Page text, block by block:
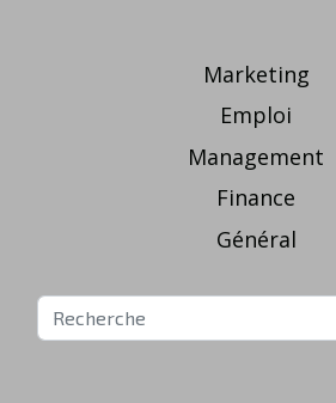
Marketing
Emploi
Management
Finance
Général